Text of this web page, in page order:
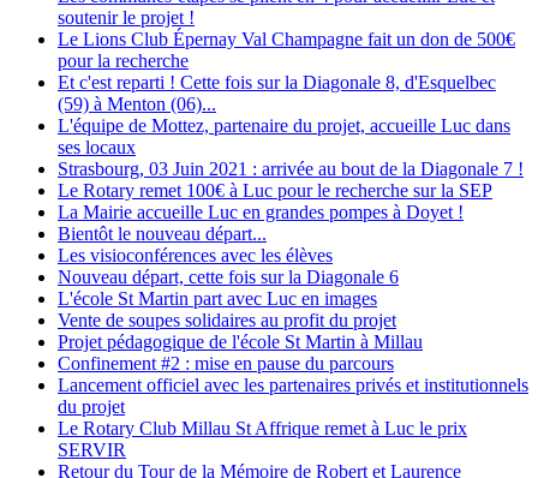
soutenir le projet !
Le Lions Club Épernay Val Champagne fait un don de 500€
pour la recherche
Et c'est reparti ! Cette fois sur la Diagonale 8, d'Esquelbec
(59) à Menton (06)...
L'équipe de Mottez, partenaire du projet, accueille Luc dans
ses locaux
Strasbourg, 03 Juin 2021 : arrivée au bout de la Diagonale 7 !
Le Rotary remet 100€ à Luc pour le recherche sur la SEP
La Mairie accueille Luc en grandes pompes à Doyet !
Bientôt le nouveau départ...
Les visioconférences avec les élèves
Nouveau départ, cette fois sur la Diagonale 6
L'école St Martin part avec Luc en images
Vente de soupes solidaires au profit du projet
Projet pédagogique de l'école St Martin à Millau
Confinement #2 : mise en pause du parcours
Lancement officiel avec les partenaires privés et institutionnels
du projet
Le Rotary Club Millau St Affrique remet à Luc le prix
SERVIR
Retour du Tour de la Mémoire de Robert et Laurence